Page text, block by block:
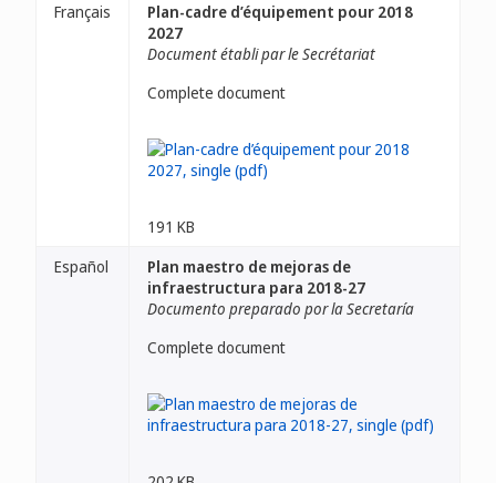
Français
Plan-cadre d’équipement pour 2018
2027
Document établi par le Secrétariat
Complete document
191 KB
Español
Plan maestro de mejoras de
infraestructura para 2018-27
Documento preparado por la Secretaría
Complete document